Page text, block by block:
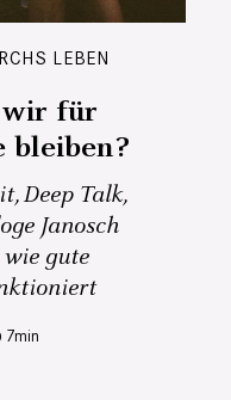
LEBEN
wir für
bleiben?
Deep Talk,
Janosch
gute
7